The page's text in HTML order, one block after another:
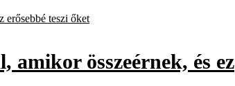
amikor összeérnek, és ez